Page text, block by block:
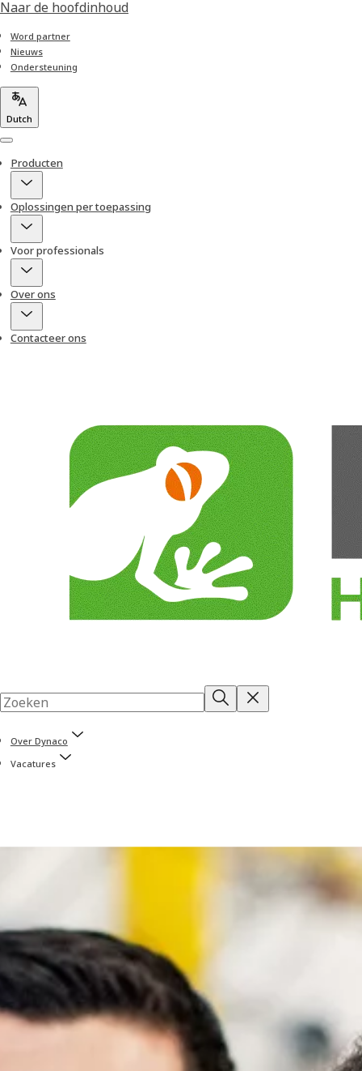
Naar de hoofdinhoud
Word partner
Nieuws
Ondersteuning
Dutch
Menu
Producten
Oplossingen per toepassing
Voor professionals
Over ons
Contacteer ons
Over Dynaco
Vacatures